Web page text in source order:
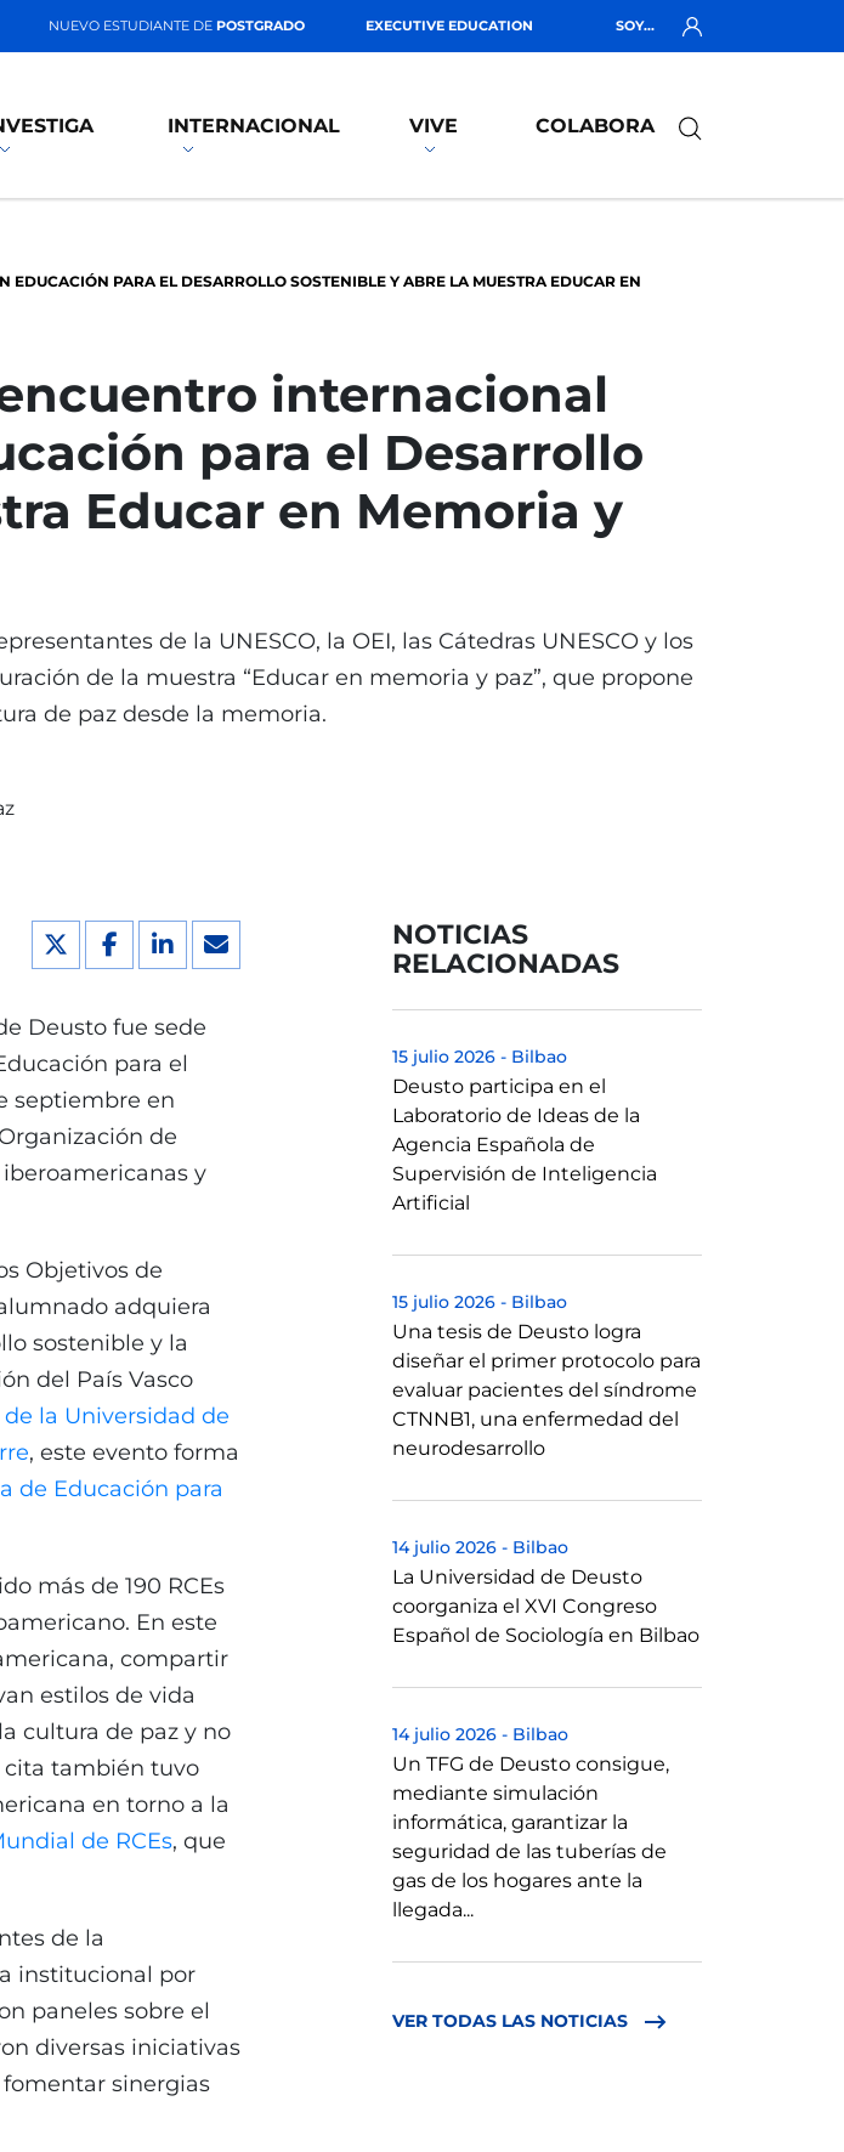
NUEVO ESTUDIANTE DE POSTGRADO EXECUTIVE EDUCATION SOY...
INTERNACIONAL VIVE COLABORA
PARA EL DESARROLLO SOSTENIBLE Y ABRE LA MUESTRA EDUCAR EN
internacional
para el Desarrollo
Educar en Memoria y
de la UNESCO, la OEI, las Cátedras UNESCO y los
de la muestra “Educar en memoria y paz”, que propone
de paz desde la memoria.
Deusto fue sede
para el
septiembre en
de
iberoamericanas y
Objetivos de
adquiera
sostenible y la
del País Vasco
la Universidad de
, este evento forma
de Educación para
más de 190 RCEs
En este
compartir
estilos de vida
cultura de paz y no
cita también tuvo
en torno a la
de RCEs, que
de la
institucional por
paneles sobre el
diversas iniciativas
sinergias
NOTICIAS
RELACIONADAS
15 julio 2026 - Bilbao
Deusto participa en el
Laboratorio de Ideas de la
Agencia Española de
Supervisión de Inteligencia
Artificial
15 julio 2026 - Bilbao
Una tesis de Deusto logra
diseñar el primer protocolo para
evaluar pacientes del síndrome
CTNNB1, una enfermedad del
neurodesarrollo
14 julio 2026 - Bilbao
La Universidad de Deusto
coorganiza el XVI Congreso
Español de Sociología en Bilbao
14 julio 2026 - Bilbao
Un TFG de Deusto consigue,
mediante simulación
informática, garantizar la
seguridad de las tuberías de
gas de los hogares ante la
llegada...
VER TODAS LAS NOTICIAS